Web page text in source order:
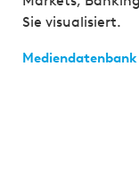
Sie visualisiert.